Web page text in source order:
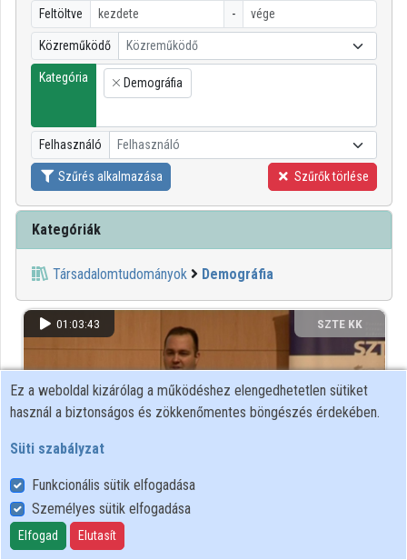
Intézmények
Közreműködők
világos
Feltöltve -
Közreműködő Közreműködő
Kategória
×
Demográfia
Felhasználó Felhasználó
Szűrés alkalmazása Szűrők törlése
Kategóriák
Társadalomtudományok Demográfia
01:03:43 SZTE KK
A határon túli magyarság demográfiai sajátosságai,
különös tekintettel a népszámlálási adatokra
Ez a weboldal kizárólag a működéshez elengedhetetlen sütiket
használ a biztonságos és zökkenőmentes böngészés érdekében.
Süti szabályzat
Funkcionális sütik elfogadása
Személyes sütik elfogadása
Elfogad Elutasít